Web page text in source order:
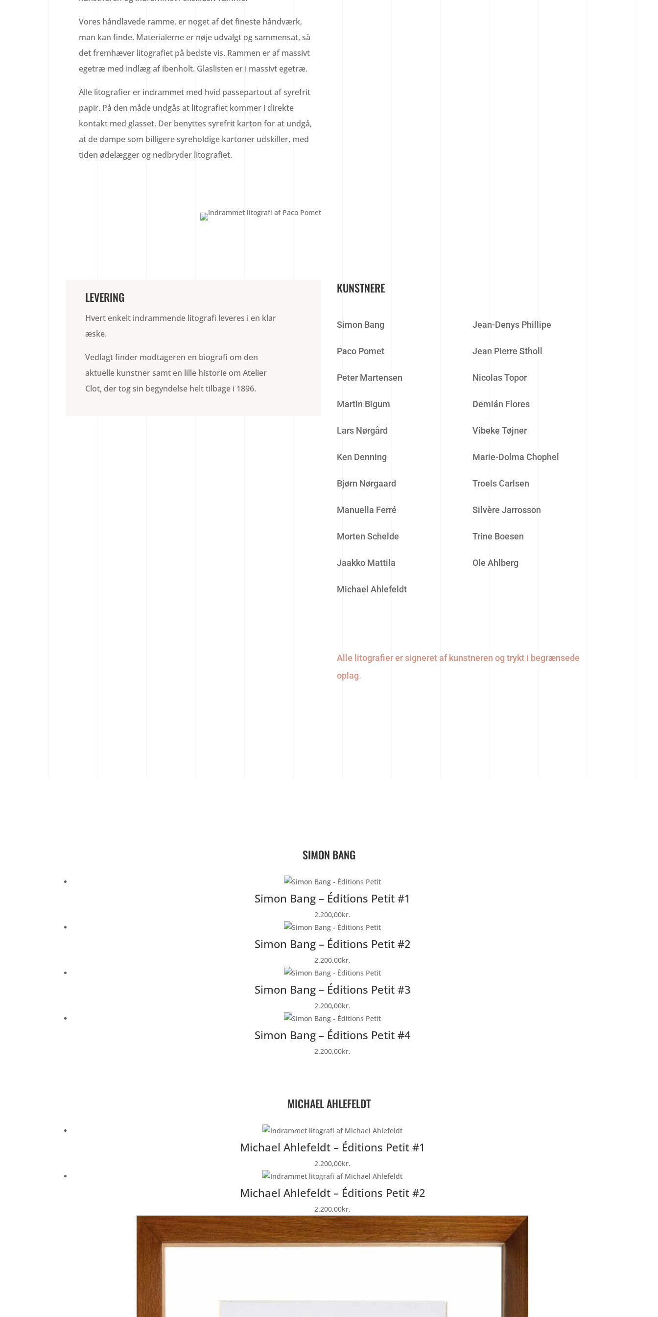
Vores håndlavede ramme, er noget af det fineste håndværk,
man kan finde. Materialerne er nøje udvalgt og sammensat, så
det fremhæver litografiet på bedste vis. Rammen er af massivt
egetræ med indlæg af ibenholt. Glaslisten er i massivt egetræ.
Alle litografier er indrammet med hvid passepartout af syrefrit
papir. På den måde undgås at litografiet kommer i direkte
kontakt med glasset. Der benyttes syrefrit karton for at undgå,
at de dampe som billigere syreholdige kartoner udskiller, med
tiden ødelægger og nedbryder litografiet.
LEVERING
Hvert enkelt indrammende litografi leveres i en klar
æske.
Vedlagt finder modtageren en biografi om den
aktuelle kunstner samt en lille historie om Atelier
Clot, der tog sin begyndelse helt tilbage i 1896.
KUNSTNERE
Simon Bang
Paco Pomet
Peter Martensen
Martin Bigum
Lars Nørgård
Ken Denning
Bjørn Nørgaard
Manuella Ferré
Morten Schelde
Jaakko Mattila
Michael Ahlefeldt
Jean-Denys Phillipe
Jean Pierre Stholl
Nicolas Topor
Demián Flores
Vibeke Tøjner
Marie-Dolma Chophel
Troels Carlsen
Silvère Jarrosson
Trine Boesen
Ole Ahlberg
Alle litografier er signeret af kunstneren og trykt i begrænsede
oplag.
SIMON BANG
Simon Bang – Éditions Petit #1
2.200,00kr.
Simon Bang – Éditions Petit #2
2.200,00kr.
Simon Bang – Éditions Petit #3
2.200,00kr.
Simon Bang – Éditions Petit #4
2.200,00kr.
MICHAEL AHLEFELDT
Michael Ahlefeldt – Éditions Petit #1
2.200,00kr.
Michael Ahlefeldt – Éditions Petit #2
2.200,00kr.